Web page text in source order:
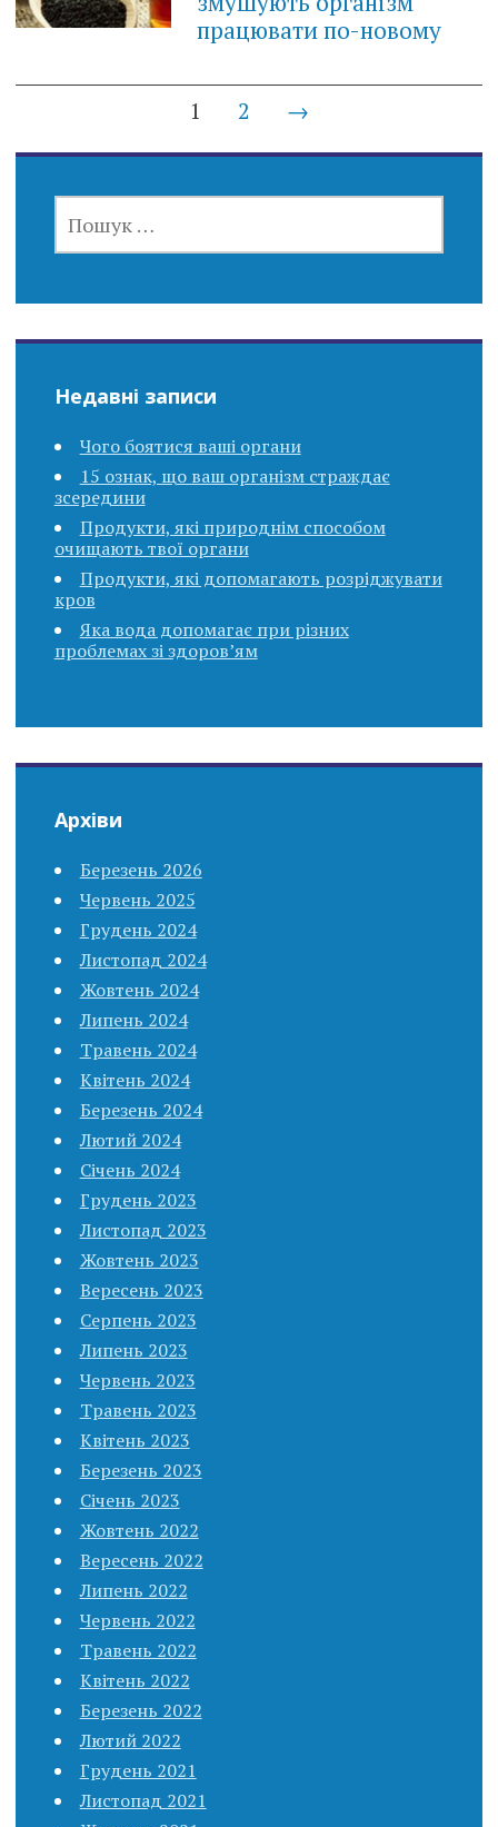
працювати по-новому
navigation
1 2 →
Недавні записи
Чого боятися ваші органи
15 ознак, що ваш організм страждає
зсередини
Продукти, які природнім способом
очищають твої органи
Продукти, які допомагають розріджувати
кров
Яка вода допомагає при різних
проблемах зі здоров’ям
Архіви
Березень 2026
Червень 2025
Грудень 2024
Листопад 2024
Жовтень 2024
Липень 2024
Травень 2024
Квітень 2024
Березень 2024
Лютий 2024
Січень 2024
Грудень 2023
Листопад 2023
Жовтень 2023
Вересень 2023
Серпень 2023
Липень 2023
Червень 2023
Травень 2023
Квітень 2023
Березень 2023
Січень 2023
Жовтень 2022
Вересень 2022
Липень 2022
Червень 2022
Травень 2022
Квітень 2022
Березень 2022
Лютий 2022
Грудень 2021
Листопад 2021